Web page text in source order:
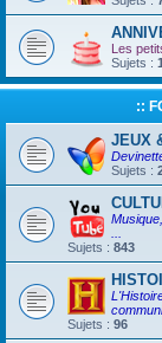
Les
Sujets : 1
::
JEUX
Sujets :
Sujets : 843
Sujets : 96